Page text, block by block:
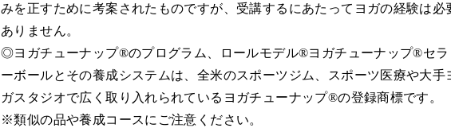
みを正すために考案されたものですが、受講するにあたってヨガの経験は必
ありません。
◎ヨガチューナップ®のプログラム、ロールモデル®ヨガチューナップ®セラ
ーボールとその養成システムは、全米のスポーツジム、スポーツ医療や大手
ガスタジオで広く取り入れられているヨガチューナップ®の登録商標です。
※類似の品や養成コースにご注意ください。